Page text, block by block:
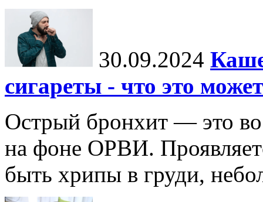
30.09.2024
сигареты - что это
Острый бронхит — это
на фоне ОРВИ.
быть хрипы в груди,